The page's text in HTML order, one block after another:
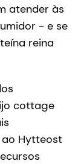
atender às
- e se
reina
cottage
ao Hytteost